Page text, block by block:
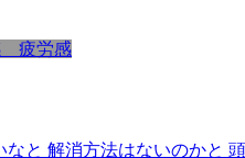
疲労感
と 解消方法はないのかと